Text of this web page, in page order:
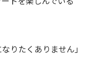
りたくありません」